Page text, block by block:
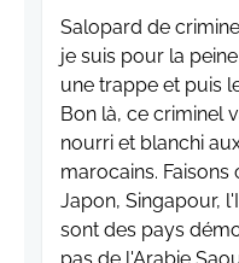
Salopard de
je suis pour la
une trappe et puis
Bon là, ce criminel
nourri et blanchi
marocains.
Japon, Singapour,
sont des pays